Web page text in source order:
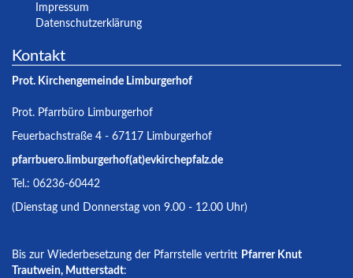
Impressum
Datenschutzerklärung
Kontakt
Prot. Kirchengemeinde Limburgerhof
Prot. Pfarrbüro Limburgerhof
Feuerbachstraße 4 - 67117 Limburgerhof
pfarrbuero.limburgerhof(at)evkirchepfalz.de
Tel.: 06236-60442
(Dienstag und Donnerstag von 9.00 - 12.00 Uhr)
Bis zur Wiederbesetzung der Pfarrstelle vertritt Pfarrer Knut
Trautwein, Mutterstadt: